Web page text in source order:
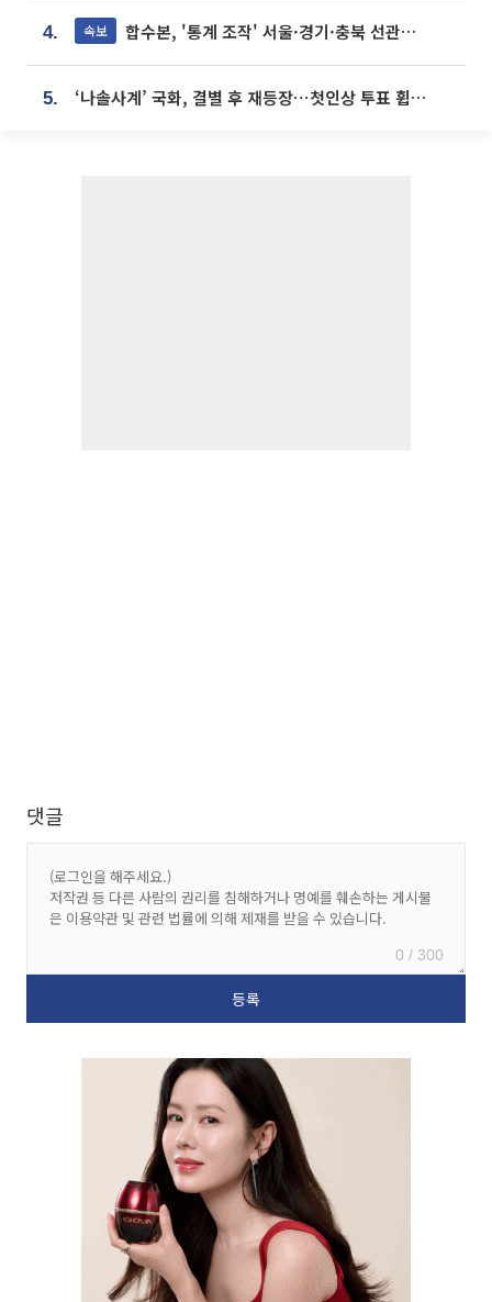
4. 속보 합수본, '통계 조작' 서울·경기·충북 선관위 등 추가 압수수색
5. ‘나솔사계’ 국화, 결별 후 재등장⋯첫인상 투표 휩쓸고 ‘인기녀’ 등극
댓글
0 / 300